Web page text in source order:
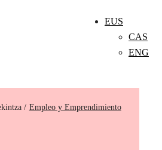
EUS
CAS
ENG
Empleo y Emprendimiento